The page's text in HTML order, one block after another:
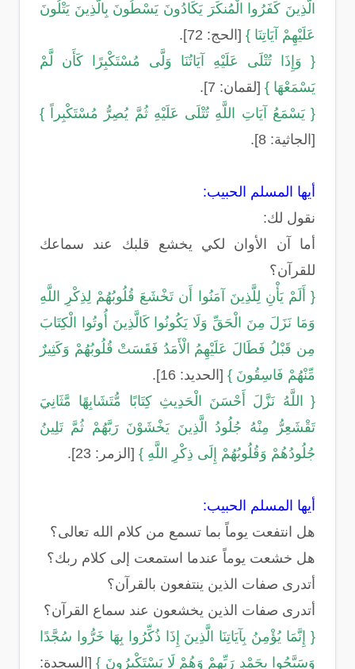
الَّذِينَ كَفَرُوا الْمُنكَرَ يَكَادُونَ يَسْطُونَ بِالَّذِينَ يَتْلُونَ
عَلَيْهِمْ آيَاتِنَا } [الحج: 72].
{ وَإِذَا تُتْلَى عَلَيْهِ آيَاتُنَا وَلَّى مُسْتَكْبِرًا كَأَن لَّمْ
يَسْمَعْهَا } [لقمان: 7].
{ يَسْمَعُ آيَاتِ اللَّهِ تُتْلَى عَلَيْهِ ثُمَّ يُصِرُّ مُسْتَكْبِراً }
[الجاثية: 8].
أيها المسلم الحبيب:
نقول لك:
أما آن الأوان لكي يخشع قلبك عند سماعك
للقرآن؟
{ أَلَمْ يَأْنِ لِلَّذِينَ آمَنُوا أَن تَخْشَعَ قُلُوبُهُمْ لِذِكْرِ اللَّهِ
وَمَا نَزَلَ مِنَ الْحَقِّ وَلَا يَكُونُوا كَالَّذِينَ أُوتُوا الْكِتَابَ
مِن قَبْلُ فَطَالَ عَلَيْهِمُ الْأَمَدُ فَقَسَتْ قُلُوبُهُمْ وَكَثِيرٌ
مِّنْهُمْ فَاسِقُونَ } [الحديد: 16].
{ اللَّهُ نَزَّلَ أَحْسَنَ الْحَدِيثِ كِتَابًا مُّتَشَابِهًا مَّثَانِيَ
تَقْشَعِرُّ مِنْهُ جُلُودُ الَّذِينَ يَخْشَوْنَ رَبَّهُمْ ثُمَّ تَلِينُ
جُلُودُهُمْ وَقُلُوبُهُمْ إِلَى ذِكْرِ اللَّهِ } [الزمر: 23].
أيها المسلم الحبيب:
هل انتفعت يوماً بما تسمع من كلام الله تعالى؟
هل خشعت يوماً عندما استمعت إلى كلام ربك؟
أتدرى صفات الذين ينتفعون بالقرآن؟
أتدرى صفات الذين يخشعون عند سماع القرآن؟
{ إِنَّمَا يُؤْمِنُ بِآيَاتِنَا الَّذِينَ إِذَا ذُكِّرُوا بِهَا خَرُّوا سُجَّدًا
وَسَبَّحُوا بِحَمْدِ رَبِّهِمْ وَهُمْ لَا يَسْتَكْبِرُونَ }[السجدة: